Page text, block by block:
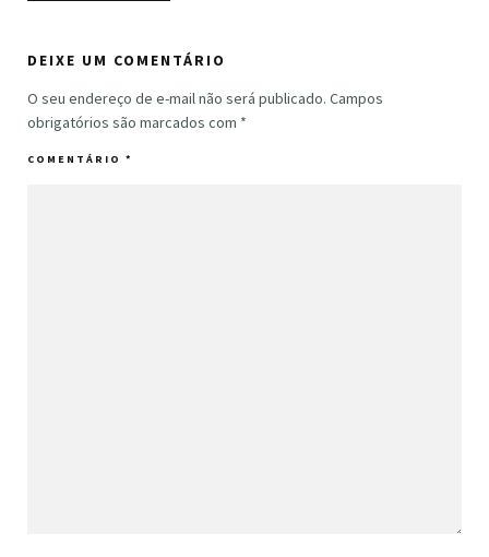
DEIXE UM COMENTÁRIO
O seu endereço de e-mail não será publicado. Campos
obrigatórios são marcados com *
COMENTÁRIO *